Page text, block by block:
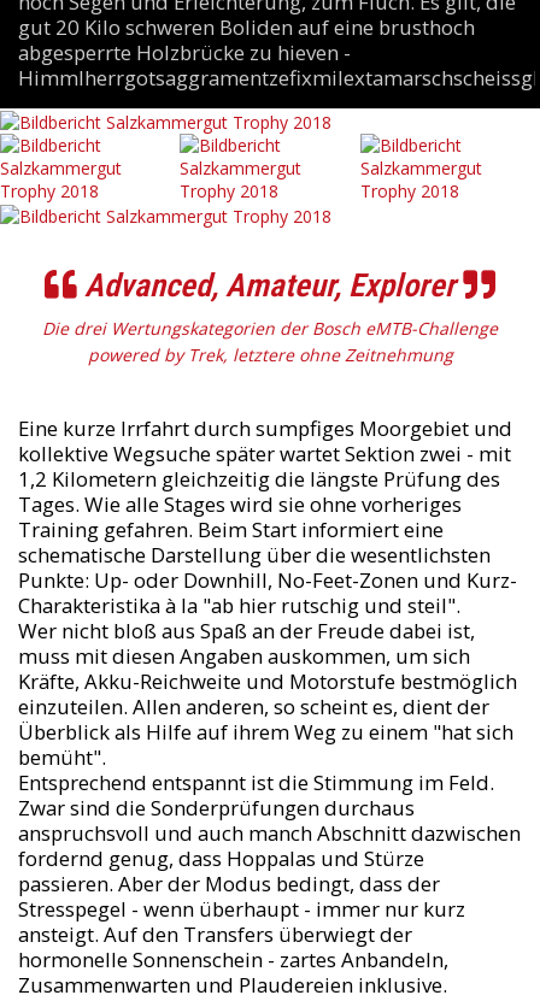
gut 20 Kilo schweren Boliden auf eine brusthoch
abgesperrte Holzbrücke zu hieven -
Advanced, Amateur, Explorer
Die drei Wertungskategorien der Bosch eMTB-Challenge
powered by Trek, letztere ohne Zeitnehmung
Eine kurze Irrfahrt durch sumpfiges Moorgebiet und
kollektive Wegsuche später wartet Sektion zwei - mit
1,2 Kilometern gleichzeitig die längste Prüfung des
Tages. Wie alle Stages wird sie ohne vorheriges
Training gefahren. Beim Start informiert eine
schematische Darstellung über die wesentlichsten
Punkte: Up- oder Downhill, No-Feet-Zonen und Kurz-
Charakteristika à la "ab hier rutschig und steil".
Wer nicht bloß aus Spaß an der Freude dabei ist,
muss mit diesen Angaben auskommen, um sich
Kräfte, Akku-Reichweite und Motorstufe bestmöglich
einzuteilen. Allen anderen, so scheint es, dient der
Überblick als Hilfe auf ihrem Weg zu einem "hat sich
bemüht".
Entsprechend entspannt ist die Stimmung im Feld.
Zwar sind die Sonderprüfungen durchaus
anspruchsvoll und auch manch Abschnitt dazwischen
fordernd genug, dass Hoppalas und Stürze
passieren. Aber der Modus bedingt, dass der
Stresspegel - wenn überhaupt - immer nur kurz
ansteigt. Auf den Transfers überwiegt der
hormonelle Sonnenschein - zartes Anbandeln,
Zusammenwarten und Plaudereien inklusive.